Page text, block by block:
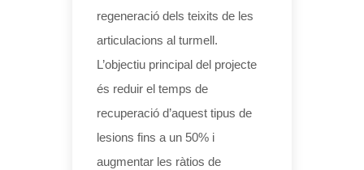
regeneració dels teixits de les
articulacions al turmell.
L’objectiu principal del projecte
és reduir el temps de
recuperació d’aquest tipus de
lesions fins a un 50% i
augmentar les ràtios de